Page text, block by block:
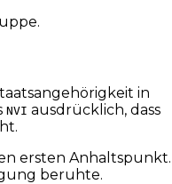
in
NVI ausdrücklich, dass
ersten Anhaltspunkt.
beruhte.